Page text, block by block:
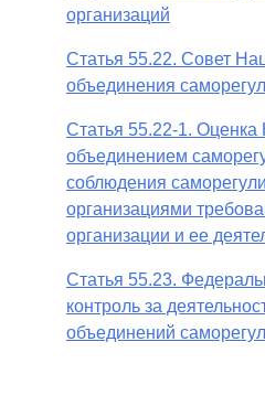
организаций
Статья 55.22. Совет
объединения
Статья 55.22-1.
объединением
соблюдения
организациями
организации и ее
Статья 55.23.
контроль за
объединений